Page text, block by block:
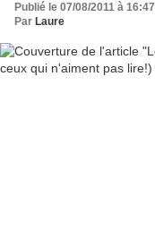
Publié le 07/08/2011 à 16:47
Par Laure